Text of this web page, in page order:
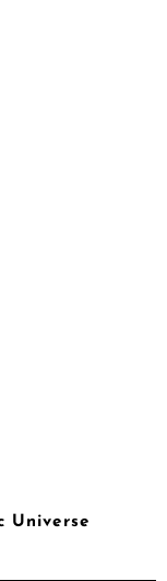
Universe